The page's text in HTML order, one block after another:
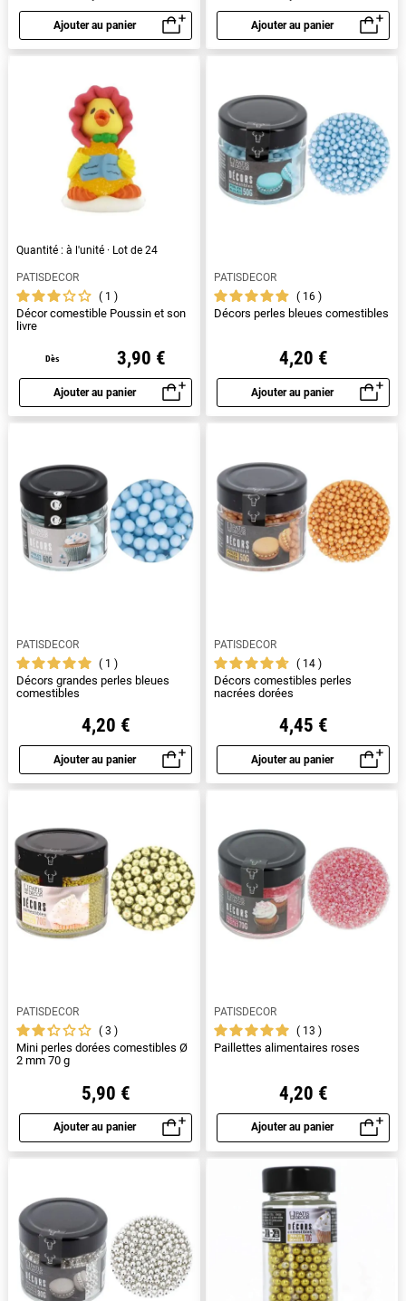
Ajouter au panier
Aperçu rapide
Ajouter au panier
Aperçu rapide
Quantité : à l'unité · Lot de 24
PATISDECOR
1
Décor comestible Poussin et son
livre
Dès 3,90 €
Ajouter au panier
Aperçu rapide
PATISDECOR
16
Décors perles bleues comestibles
4,20 €
Ajouter au panier
Aperçu rapide
PATISDECOR
1
Décors grandes perles bleues
comestibles
4,20 €
Ajouter au panier
Aperçu rapide
PATISDECOR
14
Décors comestibles perles
nacrées dorées
4,45 €
Ajouter au panier
Aperçu rapide
PATISDECOR
3
Mini perles dorées comestibles Ø
2 mm 70 g
5,90 €
Ajouter au panier
Aperçu rapide
PATISDECOR
13
Paillettes alimentaires roses
4,20 €
Ajouter au panier
Aperçu rapide